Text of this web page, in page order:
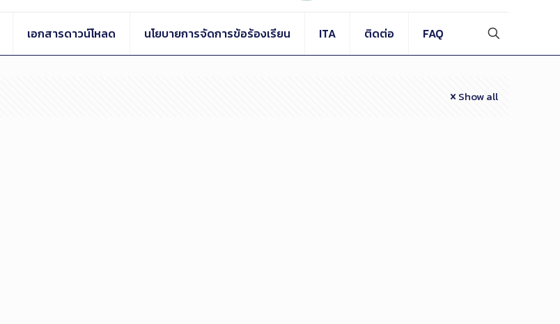
เอกสารดาวน์โหลด นโยบายการจัดการข้อร้องเรียน ITA ติดต่อ FAQ
Show all